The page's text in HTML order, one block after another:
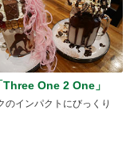
One 2 One」
のインパクトにびっくり